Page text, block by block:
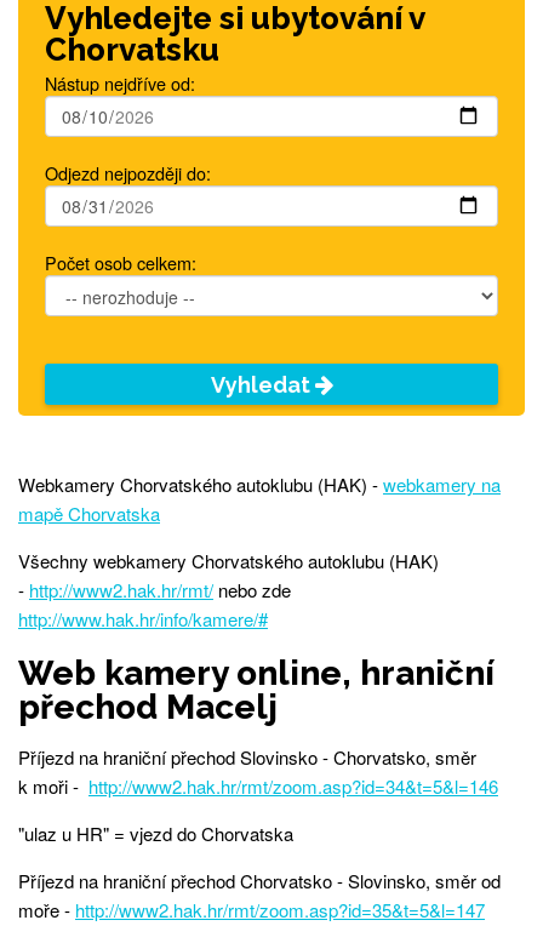
Vyhledejte si ubytování v
Chorvatsku
Nástup nejdříve od:
Odjezd nejpozději do:
Počet osob celkem:
Vyhledat
Webkamery Chorvatského autoklubu (HAK) -webkamery na
mapě Chorvatska
Všechny webkamery Chorvatského autoklubu (HAK)
- http://www2.hak.hr/rmt/nebo zde
http://www.hak.hr/info/kamere/#
Web kamery online, hraniční
přechod Macelj
Příjezd na hraniční přechod Slovinsko - Chorvatsko, směr
k moři - http://www2.hak.hr/rmt/zoom.asp?id=34&t=5&l=146
"ulaz u HR" = vjezd do Chorvatska
Příjezd na hraniční přechod Chorvatsko - Slovinsko, směr od
moře - http://www2.hak.hr/rmt/zoom.asp?id=35&t=5&l=147